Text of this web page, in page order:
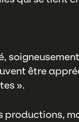
soigneusement
être
».
productions,